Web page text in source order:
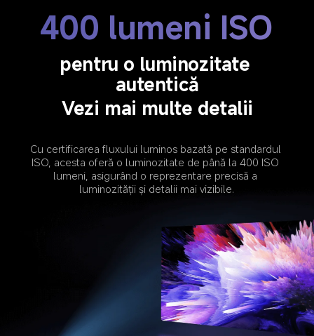
400 lumeni ISO
pentru o luminozitate
autentică
Vezi mai multe detalii
Cu certificarea fluxului luminos bazată pe standardul
ISO, acesta oferă o luminozitate de până la 400 ISO
lumeni, asigurând o reprezentare precisă a
luminozității și detalii mai vizibile.